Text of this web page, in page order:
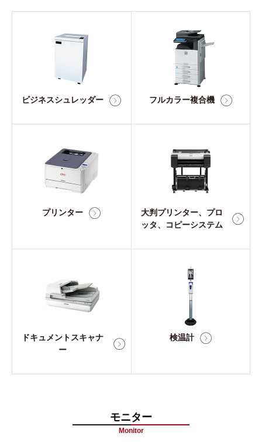
ビジネスシュレッダー フルカラー複合機
プリンター
大判プリンター、プロ
ッタ、コピーシステム
ドキュメントスキャナ
ー
検温計
モニター
Monitor